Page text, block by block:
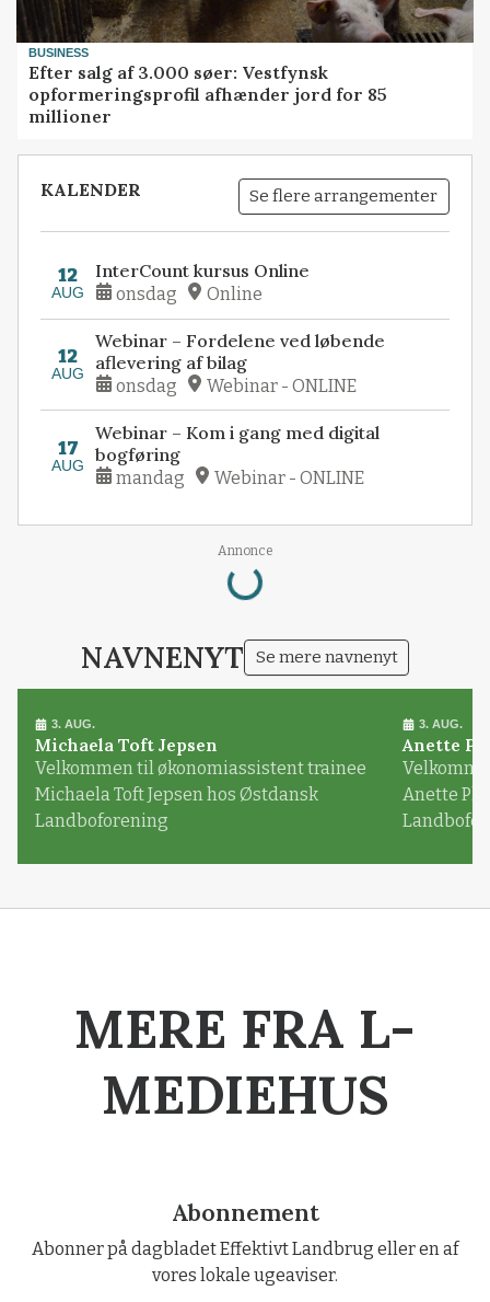
BUSINESS
Efter salg af 3.000 søer: Vestfynsk
opformeringsprofil afhænder jord for 85
millioner
KALENDER Se flere arrangementer
12
AUG
InterCount kursus Online
onsdag Online
12
AUG
Webinar – Fordelene ved løbende
aflevering af bilag
onsdag Webinar - ONLINE
17
AUG
Webinar – Kom i gang med digital
bogføring
mandag Webinar - ONLINE
Annonce
Loading...
NAVNENYT Se mere navnenyt
3. AUG.
Michaela Toft Jepsen
Velkommen til økonomiassistent trainee
Michaela Toft Jepsen hos Østdansk
Landboforening
3. AUG.
Anette
Anette
MERE FRA L-
MEDIEHUS
Abonnement
Abonner på dagbladet Effektivt Landbrug eller en af
vores lokale ugeaviser.